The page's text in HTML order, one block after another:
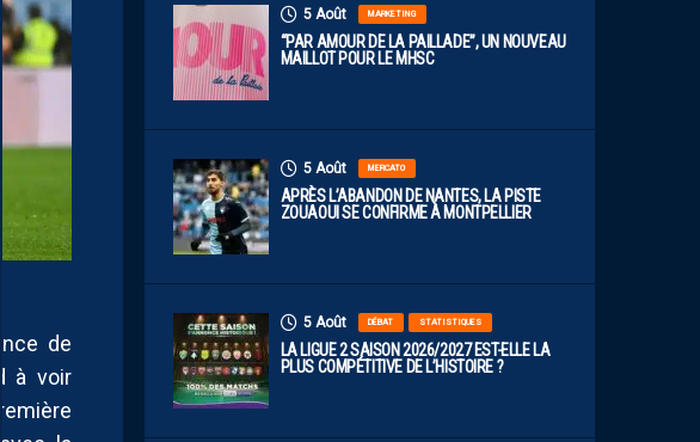
de
à voir
5 Août MARKETING
“PAR AMOUR DE LA PAILLADE”, UN NOUVEAU
MAILLOT POUR LE MHSC
5 Août MERCATO
APRÈS L’ABANDON DE NANTES, LA PISTE
ZOUAOUI SE CONFIRME À MONTPELLIER
5 Août DÉBAT STATISTIQUES
LA LIGUE 2 SAISON 2026/2027 EST-ELLE LA
PLUS COMPÉTITIVE DE L’HISTOIRE ?